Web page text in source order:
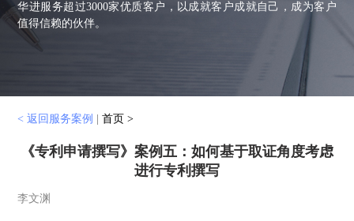
华进服务超过3000家优质客户，以成就客户成就自己，成为客户
值得信赖的伙伴。
< 返回服务案例 |首页 >
《专利申请撰写》案例五：如何基于取证角度考虑
进行专利撰写
李文渊